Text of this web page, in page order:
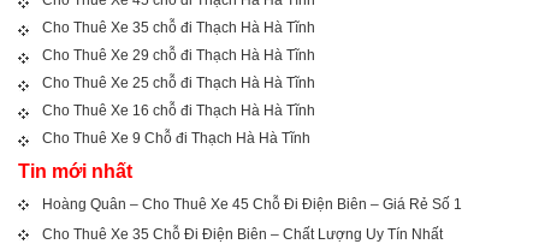
Cho Thuê Xe 35 chỗ đi Thạch Hà Hà Tĩnh
Cho Thuê Xe 29 chỗ đi Thạch Hà Hà Tĩnh
Cho Thuê Xe 25 chỗ đi Thạch Hà Hà Tĩnh
Cho Thuê Xe 16 chỗ đi Thạch Hà Hà Tĩnh
Cho Thuê Xe 9 Chỗ đi Thạch Hà Hà Tĩnh
Tin mới nhất
Hoàng Quân – Cho Thuê Xe 45 Chỗ Đi Điện Biên – Giá Rẻ Số 1
Cho Thuê Xe 35 Chỗ Đi Điện Biên – Chất Lượng Uy Tín Nhất